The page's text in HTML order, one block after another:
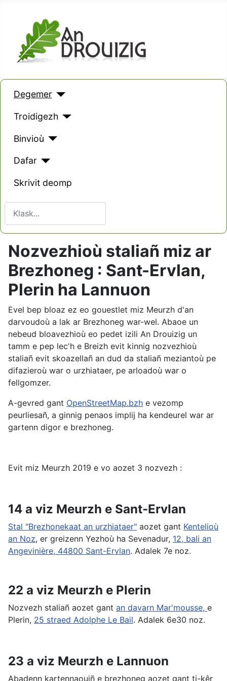
Degemer
Troidigezh
Binvioù
Dafar
Skrivit deomp
Type 2 or more characters for results.
Nozvezhioù staliañ miz ar
Brezhoneg : Sant-Ervlan,
Plerin ha Lannuon
Evel bep bloaz ez eo gouestlet miz Meurzh d'an
darvoudoù a lak ar Brezhoneg war-wel. Abaoe un
nebeud bloavezhioù eo pedet izili An Drouizig un
tamm e pep lec'h e Breizh evit kinnig nozvezhioù
staliañ evit skoazellañ an dud da staliañ meziantoù pe
difazieroù war o urzhiataer, pe arloadoù war o
fellgomzer.
A-gevred gant OpenStreetMap.bzh e vezomp
peurliesañ, a ginnig penaos implij ha kendeurel war ar
gartenn digor e brezhoneg.
Evit miz Meurzh 2019 e vo aozet 3 nozvezh :
14 a viz Meurzh e Sant-Ervlan
Stal "Brezhonekaat an urzhiataer" aozet gant Kentelioù
an Noz, er greizenn Yezhoù ha Sevenadur, 12, bali an
Angevinière, 44800 Sant-Ervlan. Adalek 7e noz.
22 a viz Meurzh e Plerin
Nozvezh staliañ aozet gant an davarn Mar'mousse, e
Plerin, 25 straed Adolphe Le Bail. Adalek 6e30 noz.
23 a viz Meurzh e Lannuon
Abadenn kartennaouiñ e brezhoneg aozet gant ti-kêr